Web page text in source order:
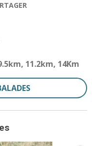
11.2km, 14Km